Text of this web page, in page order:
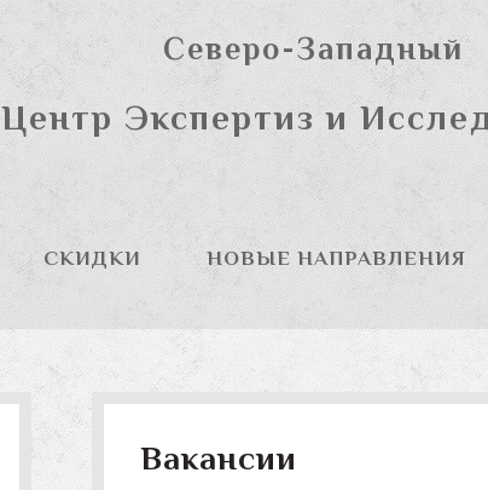
Северо-Западный
Центр Экспертиз и
СКИДКИ НОВЫЕ НАПРАВЛЕНИЯ
Вакансии